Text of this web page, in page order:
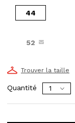
44
52
Trouver la taille
Quantité